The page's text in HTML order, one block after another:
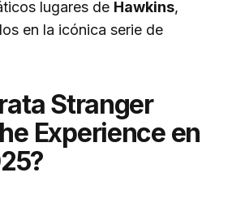
lugares de Hawkins,
en la icónica serie de
Stranger
Experience en